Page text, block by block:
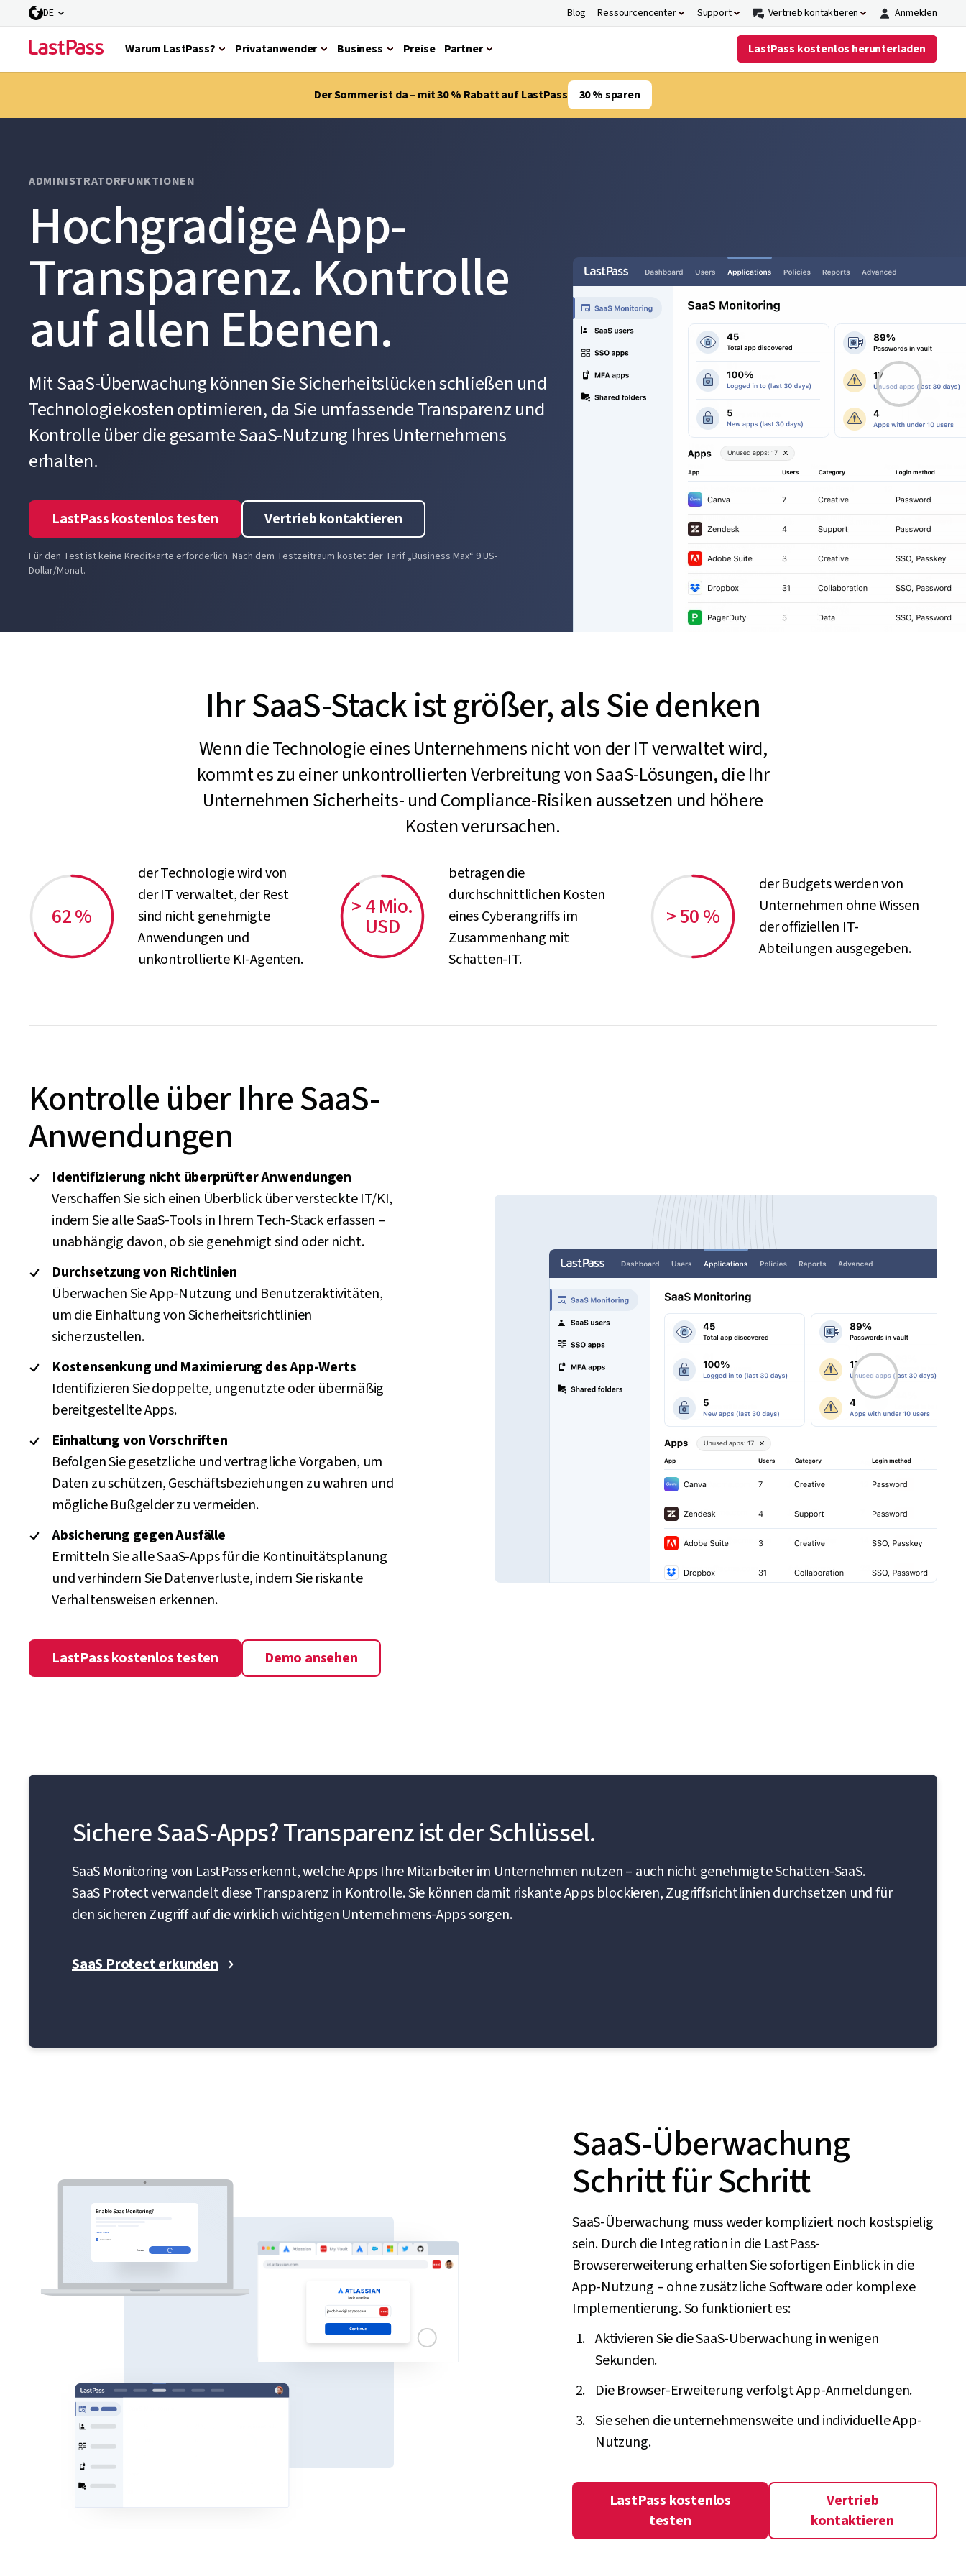
DE Blog Ressourcencenter Support Vertrieb kontaktieren Anmelden
Warum LastPass? Privatanwender Business Preise Partner LastPass kostenlos herunterladen
Der Sommer ist da – mit 30 % Rabatt auf LastPass 30 % sparen
ADMINISTRATORFUNKTIONEN
Hochgradige App-
Transparenz. Kontrolle
auf allen Ebenen.
Mit SaaS-Überwachung können Sie Sicherheitslücken schließen und
Technologiekosten optimieren, da Sie umfassende Transparenz und
Kontrolle über die gesamte SaaS-Nutzung Ihres Unternehmens
erhalten.
LastPass kostenlos testen Vertrieb kontaktieren
Für den Test ist keine Kreditkarte erforderlich. Nach dem Testzeitraum kostet der Tarif „Business Max“ 9 US-
Dollar/Monat.
Ihr SaaS-Stack ist größer, als Sie denken
Wenn die Technologie eines Unternehmens nicht von der IT verwaltet wird,
kommt es zu einer unkontrollierten Verbreitung von SaaS-Lösungen, die Ihr
Unternehmen Sicherheits- und Compliance-Risiken aussetzen und höhere
Kosten verursachen.
62 %
der Technologie wird von
der IT verwaltet, der Rest
sind nicht genehmigte
Anwendungen und
unkontrollierte KI-Agenten.
> 4 Mio.
USD
betragen die
durchschnittlichen Kosten
eines Cyberangriffs im
Zusammenhang mit
Schatten-IT.
> 50 %
der Budgets werden von
Unternehmen ohne Wissen
der offiziellen IT-
Abteilungen ausgegeben.
Kontrolle über Ihre SaaS-
Anwendungen
Identifizierung nicht überprüfter Anwendungen
Verschaffen Sie sich einen Überblick über versteckte IT/KI,
indem Sie alle SaaS-Tools in Ihrem Tech-Stack erfassen –
unabhängig davon, ob sie genehmigt sind oder nicht.
Durchsetzung von Richtlinien
Überwachen Sie App-Nutzung und Benutzeraktivitäten,
um die Einhaltung von Sicherheitsrichtlinien
sicherzustellen.
Kostensenkung und Maximierung des App-Werts
Identifizieren Sie doppelte, ungenutzte oder übermäßig
bereitgestellte Apps.
Einhaltung von Vorschriften
Befolgen Sie gesetzliche und vertragliche Vorgaben, um
Daten zu schützen, Geschäftsbeziehungen zu wahren und
mögliche Bußgelder zu vermeiden.
Absicherung gegen Ausfälle
Ermitteln Sie alle SaaS-Apps für die Kontinuitätsplanung
und verhindern Sie Datenverluste, indem Sie riskante
Verhaltensweisen erkennen.
LastPass kostenlos testen Demo ansehen
Sichere SaaS-Apps? Transparenz ist der Schlüssel.
SaaS Monitoring von LastPass erkennt, welche Apps Ihre Mitarbeiter im Unternehmen nutzen – auch nicht genehmigte Schatten-SaaS.
SaaS Protect verwandelt diese Transparenz in Kontrolle. Sie können damit riskante Apps blockieren, Zugriffsrichtlinien durchsetzen und für
den sicheren Zugriff auf die wirklich wichtigen Unternehmens-Apps sorgen.
SaaS Protect erkunden
SaaS-Überwachung
Schritt für Schritt
SaaS-Überwachung muss weder kompliziert noch kostspielig
sein. Durch die Integration in die LastPass-
Browsererweiterung erhalten Sie sofortigen Einblick in die
App-Nutzung – ohne zusätzliche Software oder komplexe
Implementierung. So funktioniert es:
Aktivieren Sie die SaaS-Überwachung in wenigen
Sekunden.
Die Browser-Erweiterung verfolgt App-Anmeldungen.
Sie sehen die unternehmensweite und individuelle App-
Nutzung.
LastPass kostenlos
testen
Vertrieb
kontaktieren